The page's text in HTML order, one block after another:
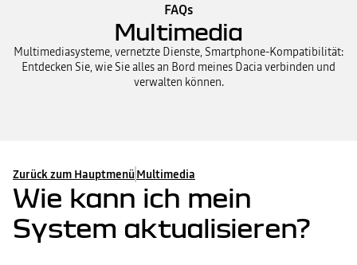
FAQs
Multimedia
Multimediasysteme, vernetzte Dienste, Smartphone-Kompatibilität:
Entdecken Sie, wie Sie alles an Bord meines Dacia verbinden und
verwalten können.
Zurück zum Hauptmenü Multimedia
Wie kann ich mein
System aktualisieren?